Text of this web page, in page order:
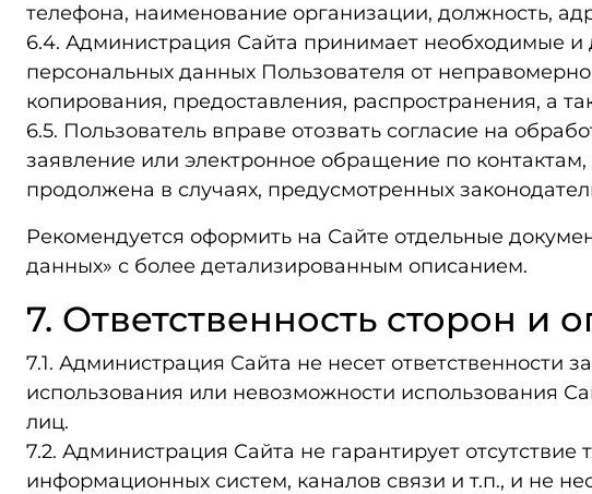
телефона, наименование организации, должность,
6.4. Администрация Сайта принимает необходимые
персональных данных Пользователя от
копирования, предоставления, распространения, а
6.5. Пользователь вправе отозвать согласие на
заявление или электронное обращение по
продолжена в случаях, предусмотренных
Рекомендуется оформить на Сайте отдельные
данных» с более детализированным описанием.
7. Ответственность сторон и
7.1. Администрация Сайта не несет
использования или невозможности использования
лиц.
7.2. Администрация Сайта не гарантирует
информационных систем, каналов связи и т.п., и не